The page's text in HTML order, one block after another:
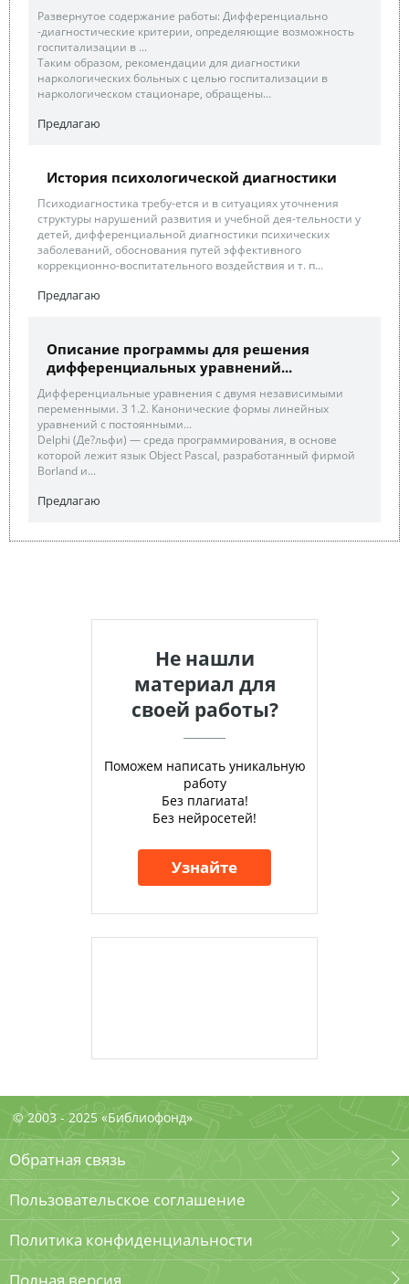
Развернутое содержание работы: Дифференциально
-диагностические критерии, определяющие возможность
госпитализации в ...
Таким образом, рекомендации для диагностики
наркологических больных с целью госпитализации в
наркологическом стационаре, обращены...
Предлагаю
История психологической диагностики
Психодиагностика требу-ется и в ситуациях уточнения
структуры нарушений развития и учебной дея-тельности у
детей, дифференциальной диагностики психических
заболеваний, обоснования путей эффективного
коррекционно-воспитательного воздействия и т. п...
Предлагаю
Описание программы для решения
дифференциальных уравнений...
Дифференциальные уравнения с двумя независимыми
переменными. 3 1.2. Канонические формы линейных
уравнений с постоянными...
Delphi (Де?льфи) — среда программирования, в основе
которой лежит язык Object Pascal, разработанный фирмой
Borland и...
Предлагаю
Не нашли
материал для
своей работы?
Поможем написать уникальную
работу
Без плагиата!
Без нейросетей!
Узнайте
© 2003 - 2025 «Библиофонд»
Обратная связь
Пользовательское соглашение
Политика конфиденциальности
Полная версия